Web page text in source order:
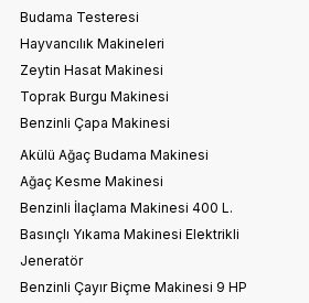
Budama Testeresi
Hayvancılık Makineleri
Zeytin Hasat Makinesi
Toprak Burgu Makinesi
Benzinli Çapa Makinesi
Akülü Ağaç Budama Makinesi
Ağaç Kesme Makinesi
Benzinli İlaçlama Makinesi 400 L.
Basınçlı Yıkama Makinesi Elektrikli
Jeneratör
Benzinli Çayır Biçme Makinesi 9 HP